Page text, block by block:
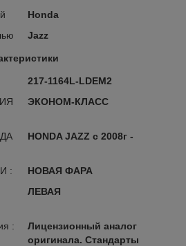
Honda
Jazz
217-1164L-LDEM2
ЭКОНОМ-КЛАСС
HONDA JAZZ с 2008г -
:
НОВАЯ ФАРА
ЛЕВАЯ
:
Лицензионный аналог
оригинала. Стандарты